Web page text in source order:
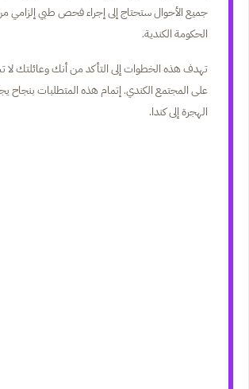
جميع الأحوال ستحتاج إلى إجراء فحص طبي
الحكومة الكندية.
تهدف هذه الخطوات إلى التأكد من أنك وعائلتك
على المجتمع الكندي. إتمام هذه المتطلبات بنجاح
الهجرة إلى كندا.